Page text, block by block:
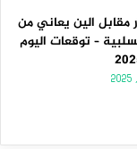
مقابل الين يعاني من
– توقعات اليوم